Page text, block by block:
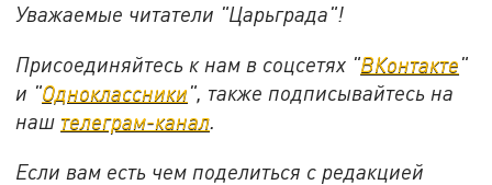
Уважаемые читатели "Царьграда"!
Присоединяйтесь к нам в соцсетях "ВКонтакте"
и "Одноклассники", также подписывайтесь на
наш телеграм-канал.
Если вам есть чем поделиться с редакцией